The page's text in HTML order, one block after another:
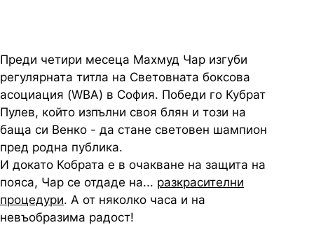
Преди четири месеца Махмуд Чар изгуби
регулярната титла на Световната боксова
асоциация (WBA) в София. Победи го Кубрат
Пулев, който изпълни своя блян и този на
баща си Венко - да стане световен шампион
пред родна публика.
И докато Кобрата е в очакване на защита на
пояса, Чар се отдаде на... разкрасителни
процедури. А от няколко часа и на
невъобразима радост!